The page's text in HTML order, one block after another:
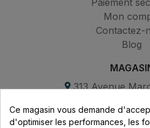
Mon
Contactez-
Blog
313 Avenue
69530
Ce magasin vous demande
d'optimiser les performances, les